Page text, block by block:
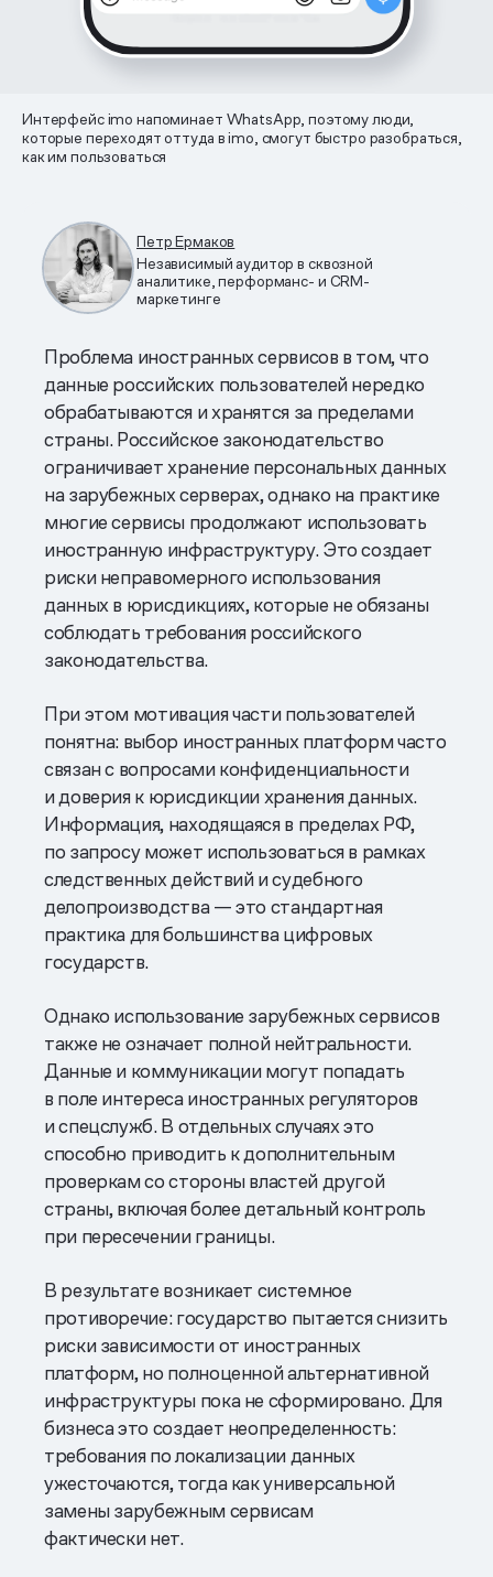
Интерфейс imo напоминает WhatsApp, поэтому люди,
которые переходят оттуда в imo, смогут быстро разобраться,
как им пользоваться
Петр Ермаков
Независимый аудитор в сквозной
аналитике, перформанс- и CRM-
маркетинге
Проблема иностранных сервисов в том, что
данные российских пользователей нередко
обрабатываются и хранятся за пределами
страны. Российское законодательство
ограничивает хранение персональных данных
на зарубежных серверах, однако на практике
многие сервисы продолжают использовать
иностранную инфраструктуру. Это создает
риски неправомерного использования
данных в юрисдикциях, которые не обязаны
соблюдать требования российского
законодательства.
При этом мотивация части пользователей
понятна: выбор иностранных платформ часто
связан с вопросами конфиденциальности
и доверия к юрисдикции хранения данных.
Информация, находящаяся в пределах РФ,
по запросу может использоваться в рамках
следственных действий и судебного
делопроизводства — это стандартная
практика для большинства цифровых
государств.
Однако использование зарубежных сервисов
также не означает полной нейтральности.
Данные и коммуникации могут попадать
в поле интереса иностранных регуляторов
и спецслужб. В отдельных случаях это
способно приводить к дополнительным
проверкам со стороны властей другой
страны, включая более детальный контроль
при пересечении границы.
В результате возникает системное
противоречие: государство пытается снизить
риски зависимости от иностранных
платформ, но полноценной альтернативной
инфраструктуры пока не сформировано. Для
бизнеса это создает неопределенность:
требования по локализации данных
ужесточаются, тогда как универсальной
замены зарубежным сервисам
фактически нет.